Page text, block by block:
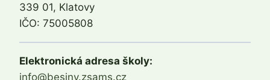
339 01, Klatovy
IČO: 75005808
Elektronická adresa školy:
info@besiny.zsams.cz